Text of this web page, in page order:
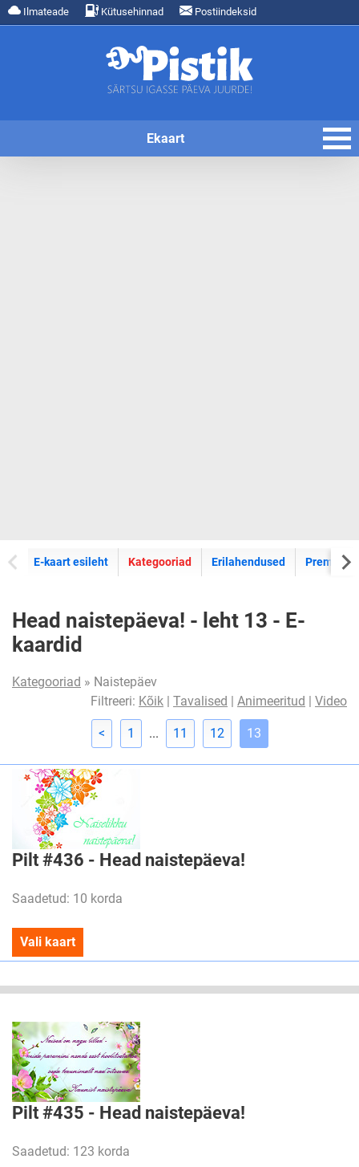
Ilmateade Kütusehinnad Postiindeksid
Ekaart
E-kaart esileht E-kaartide
Kategooriad Erilahendused Premium
Head naistepäeva! - leht 13 - E-
kaardid
Kategooriad » Naistepäev
Filtreeri: Kõik | Tavalised | Animeeritud | Video
< 1 ... 11 12 13
Pilt #436 - Head naistepäeva!
Saadetud: 10 korda
Vali kaart
Pilt #435 - Head naistepäeva!
Saadetud: 123 korda